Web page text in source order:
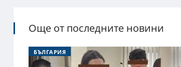
Още от последните новини
БЪЛГАРИЯ